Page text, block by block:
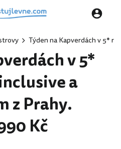
Týden na Kapverdách v 5*
v 5*
a
z Prahy.
Kč